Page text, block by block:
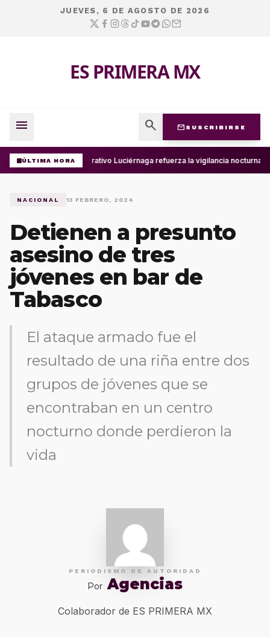
JUEVES, 6 DE AGOSTO DE 2026
ES PRIMERA MX
menu search mail SUSCRIBIRSE
ÚLTIMA HORAOperativo Luciérnaga refuerza la vigilancia nocturna
NACIONAL 13 FEBRERO, 2024
Detienen a presunto
asesino de tres
jóvenes en bar de
Tabasco
El ataque armado fue el
resultado de una riña entre dos
grupos de jóvenes que se
encontraban en un centro
nocturno donde perdieron la
vida
PERIODISMO DE AUTORIDAD
Por Agencias
Colaborador de ES PRIMERA MX